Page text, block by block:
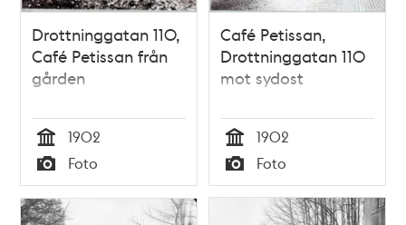
Drottninggatan 110,
Café Petissan från
gården
Tid
1902
Typ
Foto
Café Petissan,
Drottninggatan 110
mot sydost
Tid
1902
Typ
Foto